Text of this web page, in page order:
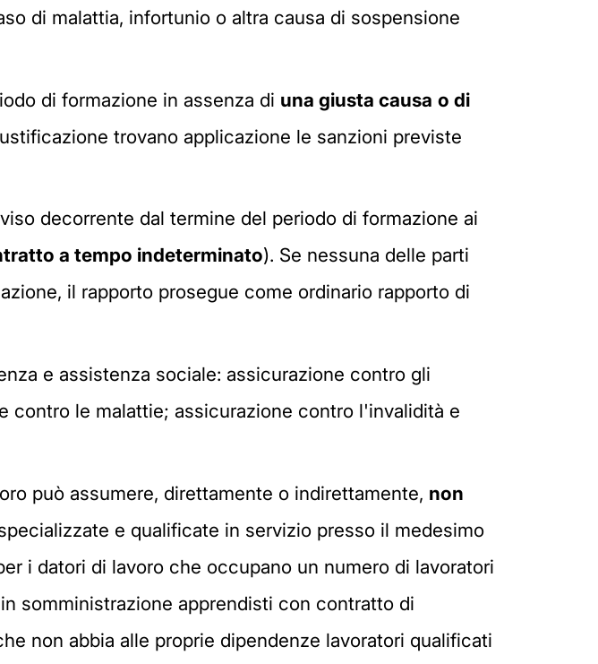
di malattia, infortunio o altra causa di sospensione
di formazione in assenza di una giusta causa o di
trovano applicazione le sanzioni previste
decorrente dal termine del periodo di formazione ai
a tempo indeterminato). Se nessuna delle parti
il rapporto prosegue come ordinario rapporto di
e assistenza sociale: assicurazione contro gli
contro le malattie; assicurazione contro l'invalidità e
può assumere, direttamente o indirettamente, non
e qualificate in servizio presso il medesimo
i datori di lavoro che occupano un numero di lavoratori
somministrazione apprendisti con contratto di
non abbia alle proprie dipendenze lavoratori qualificati